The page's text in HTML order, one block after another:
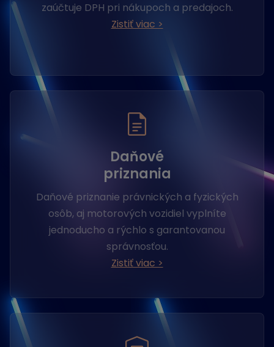
zaúčtuje DPH pri nákupoch a predajoch.
Zistiť viac >
Daňové
priznania
Daňové priznanie právnických a fyzických
osôb, aj motorových vozidiel vyplníte
jednoducho a rýchlo s garantovanou
správnosťou.
Zistiť viac >